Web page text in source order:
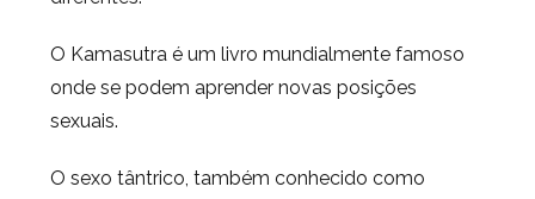
O Kamasutra é um livro mundialmente famoso
onde se podem aprender novas posições
sexuais.
O sexo tântrico, também conhecido como